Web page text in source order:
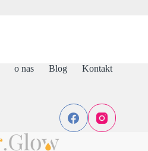
o nas Blog Kontakt